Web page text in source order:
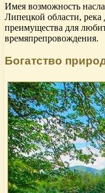
Имея возможность
Липецкой области,
преимущества для
времяпрепровождения.
Богатство